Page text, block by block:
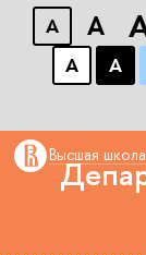
A A
А
А
Высшая
Московский